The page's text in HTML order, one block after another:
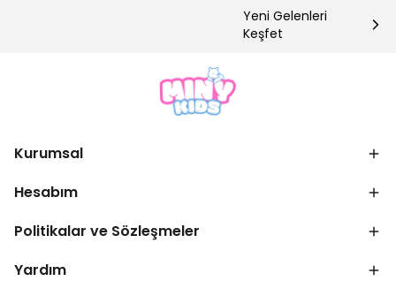
Yeni Gelenleri
Keşfet
Kurumsal
Hesabım
Politikalar ve Sözleşmeler
Yardım